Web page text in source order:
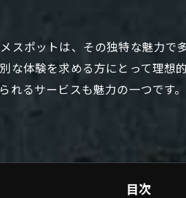
スポットは、その独特な魅力
な体験を求める方にとって理
れるサービスも魅力の一つで
目次